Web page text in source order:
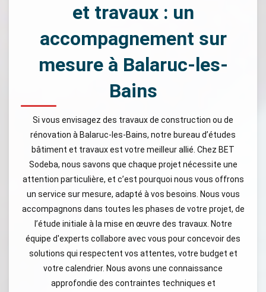
et travaux : un
accompagnement sur
mesure à Balaruc-les-
Bains
Si vous envisagez des travaux de construction ou de
rénovation à Balaruc-les-Bains, notre bureau d’études
bâtiment et travaux est votre meilleur allié. Chez BET
Sodeba, nous savons que chaque projet nécessite une
attention particulière, et c’est pourquoi nous vous offrons
un service sur mesure, adapté à vos besoins. Nous vous
accompagnons dans toutes les phases de votre projet, de
l’étude initiale à la mise en œuvre des travaux. Notre
équipe d'experts collabore avec vous pour concevoir des
solutions qui respectent vos attentes, votre budget et
votre calendrier. Nous avons une connaissance
approfondie des contraintes techniques et